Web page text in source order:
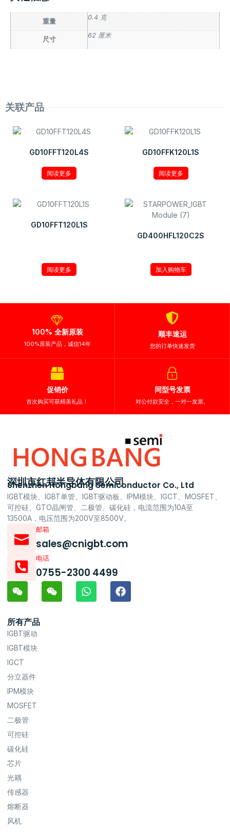
重量
0.4 克
尺寸
62 厘米
关联产品
GD10FFT120L4S
阅读更多
GD10FFK120L1S
阅读更多
GD10FFT120L1S
阅读更多
GD400HFL120C2S
加入购物车
100% 全新原装
100%原装产品，诚信14年
顺丰速运
您的订单快速发货
促销价
首次购买可获精美礼品！
同型号发票
对公付款安全，一对一发票。
深圳市红邦半导体有限公司
Shenzhen Hongbang Semiconductor Co., Ltd
IGBT模块、IGBT单管、IGBT驱动板、IPM模块、IGCT、MOSFET、
可控硅、GTO晶闸管、二极管、碳化硅，电流范围为10A至
13500A，电压范围为200V至8500V。
邮箱
sales@cnigbt.com
电话
0755-2300 4499
所有产品
IGBT驱动
IGBT模块
IGCT
分立器件
IPM模块
MOSFET
二极管
可控硅
碳化硅
芯片
光耦
传感器
熔断器
风机